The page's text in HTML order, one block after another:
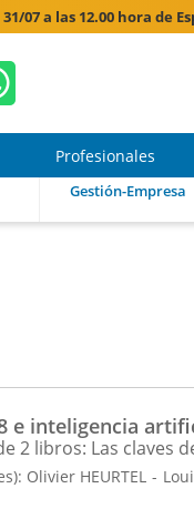
07 a las 12.00 hora de
Profesionales
Gestión-Empresa
e inteligencia
2 libros: Las claves
Olivier HEURTEL